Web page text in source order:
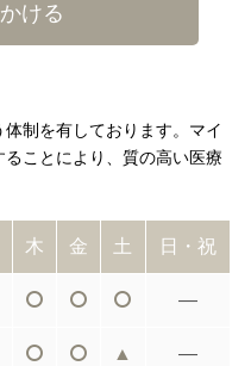
ける
制を有しております。 マイ
ことにより、質の高い医療
木 金 土 日・祝
―
▲ ―